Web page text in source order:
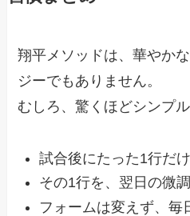
翔平メソッドは、華やか
ジーでもありません。
むしろ、驚くほどシンプル
試合後にたった1行だ
その1行を、翌日の微
フォームは変えず、毎